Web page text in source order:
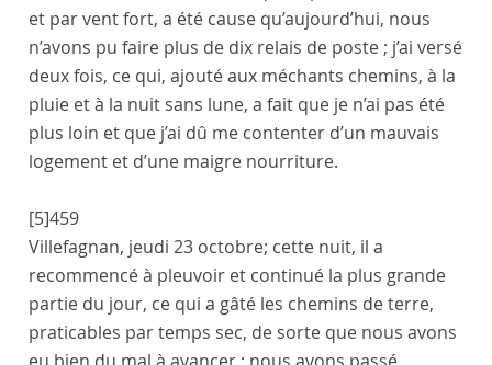
et par vent fort, a été cause qu’aujourd’hui, nous
n’avons pu faire plus de dix relais de poste ; j’ai versé
deux fois, ce qui, ajouté aux méchants chemins, à la
pluie et à la nuit sans lune, a fait que je n’ai pas été
plus loin et que j’ai dû me contenter d’un mauvais
logement et d’une maigre nourriture.
[5]459
Villefagnan, jeudi 23 octobre; cette nuit, il a
recommencé à pleuvoir et continué la plus grande
partie du jour, ce qui a gâté les chemins de terre,
praticables par temps sec, de sorte que nous avons